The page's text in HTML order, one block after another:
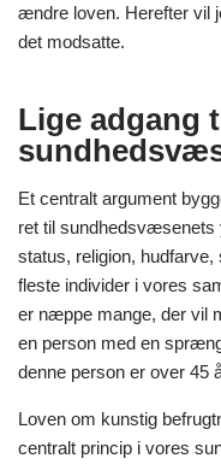
ændre loven. Herefter vil
det modsatte.
Lige adgang
Et centralt argument
ret til sundhedsvæsenets
status, religion,
fleste individer i vores
er næppe mange, der vil
en person med en
denne person er over 45
Loven om kunstig
centralt princip i vores